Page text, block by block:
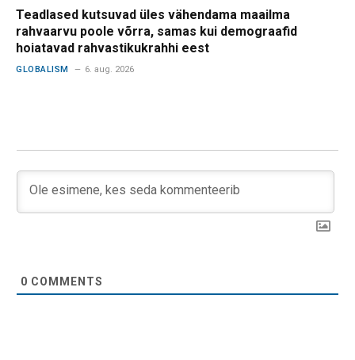
Teadlased kutsuvad üles vähendama maailma
rahvaarvu poole võrra, samas kui demograafid
hoiatavad rahvastikukrahhi eest
GLOBALISM 6. aug. 2026
0 COMMENTS